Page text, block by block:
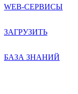
WEB-СЕРВИСЫ
ЗАГРУЗИТЬ
БАЗА ЗНАНИЙ